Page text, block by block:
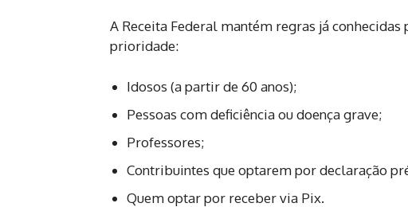
A Receita Federal mantém regras já
prioridade:
Idosos (a partir de 60 anos);
Pessoas com deficiência ou doença grave;
Professores;
Contribuintes que optarem por declaração
Quem optar por receber via Pix.